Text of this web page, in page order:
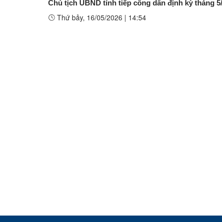
Chủ tịch UBND tỉnh tiếp công dân định kỳ tháng
Thứ bảy, 16/05/2026 | 14:54